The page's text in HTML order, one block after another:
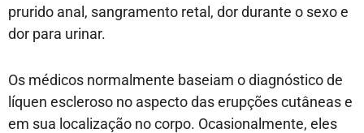
prurido anal, sangramento retal, dor durante o sexo e
dor para urinar.
Os médicos normalmente baseiam o diagnóstico de
líquen escleroso no aspecto das erupções cutâneas e
em sua localização no corpo. Ocasionalmente, eles